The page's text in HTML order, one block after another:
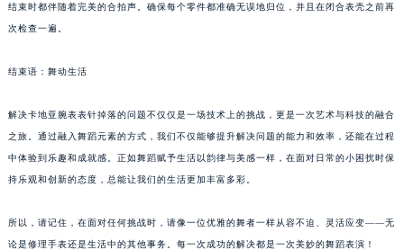
结束时都伴随着完美的合拍声。确保每个零件都准确无误地归位，并且在闭合表壳之前再
次检查一遍。
结束语：舞动生活
解决卡地亚腕表表针掉落的问题不仅仅是一场技术上的挑战，更是一次艺术与科技的融合
之旅。通过融入舞蹈元素的方式，我们不仅能够提升解决问题的能力和效率，还能在过程
中体验到乐趣和成就感。正如舞蹈赋予生活以韵律与美感一样，在面对日常的小困扰时保
持乐观和创新的态度，总能让我们的生活更加丰富多彩。
所以，请记住，在面对任何挑战时，请像一位优雅的舞者一样从容不迫、灵活应变——无
论是修理手表还是生活中的其他事务。每一次成功的解决都是一次美妙的舞蹈表演！